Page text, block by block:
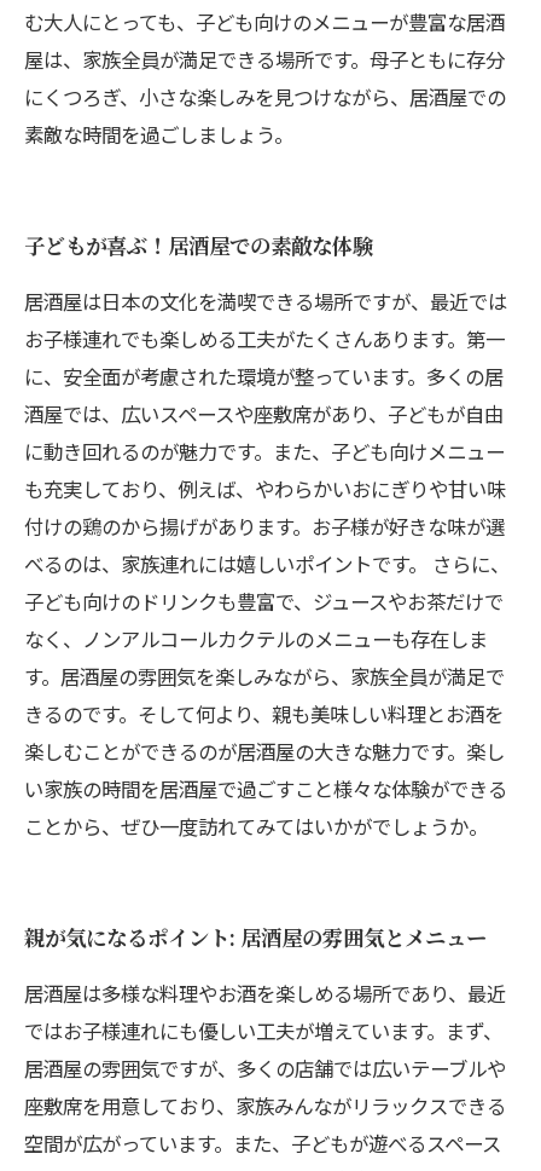
む大人にとっても、子ども向けのメニューが豊富な居酒
屋は、家族全員が満足できる場所です。母子ともに存分
にくつろぎ、小さな楽しみを見つけながら、居酒屋での
素敵な時間を過ごしましょう。
子どもが喜ぶ！居酒屋での素敵な体験
居酒屋は日本の文化を満喫できる場所ですが、最近では
お子様連れでも楽しめる工夫がたくさんあります。第一
に、安全面が考慮された環境が整っています。多くの居
酒屋では、広いスペースや座敷席があり、子どもが自由
に動き回れるのが魅力です。また、子ども向けメニュー
も充実しており、例えば、やわらかいおにぎりや甘い味
付けの鶏のから揚げがあります。お子様が好きな味が選
べるのは、家族連れには嬉しいポイントです。 さらに、
子ども向けのドリンクも豊富で、ジュースやお茶だけで
なく、ノンアルコールカクテルのメニューも存在しま
す。居酒屋の雰囲気を楽しみながら、家族全員が満足で
きるのです。そして何より、親も美味しい料理とお酒を
楽しむことができるのが居酒屋の大きな魅力です。楽し
い家族の時間を居酒屋で過ごすこと様々な体験ができる
ことから、ぜひ一度訪れてみてはいかがでしょうか。
親が気になるポイント: 居酒屋の雰囲気とメニュー
居酒屋は多様な料理やお酒を楽しめる場所であり、最近
ではお子様連れにも優しい工夫が増えています。まず、
居酒屋の雰囲気ですが、多くの店舗では広いテーブルや
座敷席を用意しており、家族みんながリラックスできる
空間が広がっています。また、子どもが遊べるスペース